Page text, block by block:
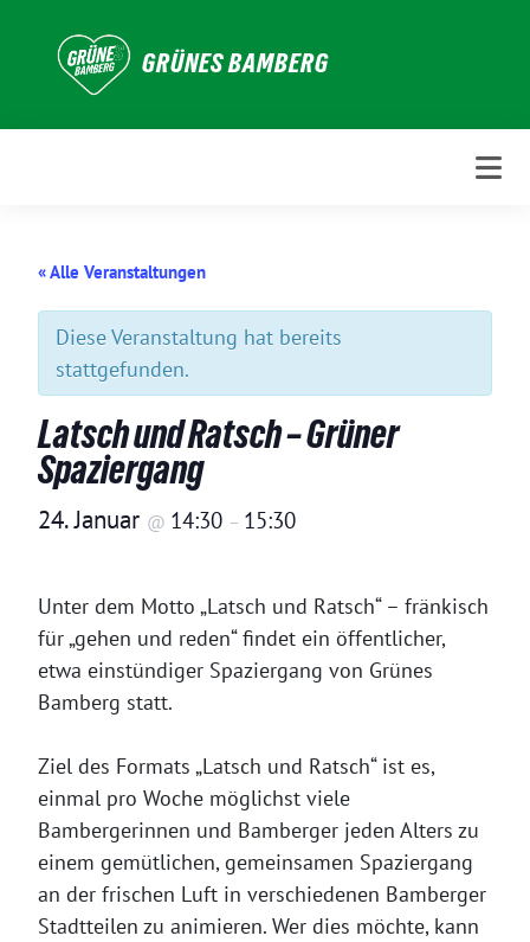
GRÜNES BAMBERG
« Alle Veranstaltungen
Diese Veranstaltung hat bereits
stattgefunden.
Latsch und Ratsch – Grüner
Spaziergang
24. Januar @ 14:30 – 15:30
Unter dem Motto „Latsch und Ratsch“ – fränkisch
für „gehen und reden“ findet ein öffentlicher,
etwa einstündiger Spaziergang von Grünes
Bamberg statt.
Ziel des Formats „Latsch und Ratsch“ ist es,
einmal pro Woche möglichst viele
Bambergerinnen und Bamberger jeden Alters zu
einem gemütlichen, gemeinsamen Spaziergang
an der frischen Luft in verschiedenen Bamberger
Stadtteilen zu animieren. Wer dies möchte, kann